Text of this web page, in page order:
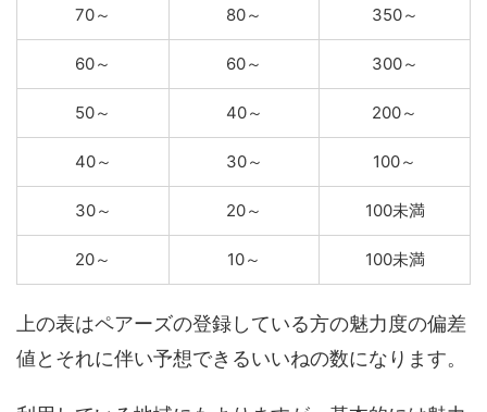
70～ 80～ 350～
60～ 60～ 300～
50～ 40～ 200～
40～ 30～ 100～
30～ 20～ 100未満
20～ 10～ 100未満
上の表はペアーズの登録している方の魅力度の偏差
値とそれに伴い予想できるいいねの数になります。